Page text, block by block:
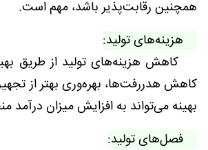
همچنین رقابت‌پذیر باشد، مهم است.
هزینه‌های تولید:
کاهش هزینه‌های تولید از طریق
کاهش هدررفت‌ها، بهره‌وری بهتر از
بهینه می‌تواند به افزایش میزان درآمد
فصل‌های تولید: